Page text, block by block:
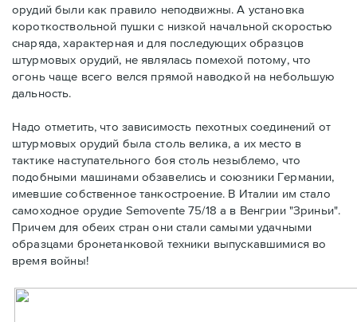
орудий были как правило неподвижны. А установка
короткоствольной пушки с низкой начальной скоростью
снаряда, характерная и для последующих образцов
штурмовых орудий, не являлась помехой потому, что
огонь чаще всего велся прямой наводкой на небольшую
дальность.
Надо отметить, что зависимость пехотных соединений от
штурмовых орудий была столь велика, а их место в
тактике наступательного боя столь незыблемо, что
подобными машинами обзавелись и союзники Германии,
имевшие собственное танкостроение. В Италии им стало
самоходное орудие Semovente 75/18 а в Венгрии "Зриньи".
Причем для обеих стран они стали самыми удачными
образцами бронетанковой техники выпускавшимися во
время войны!